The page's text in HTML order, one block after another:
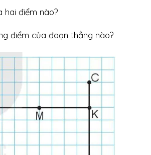
hai điểm nào?
điểm của đoạn thẳng nào?